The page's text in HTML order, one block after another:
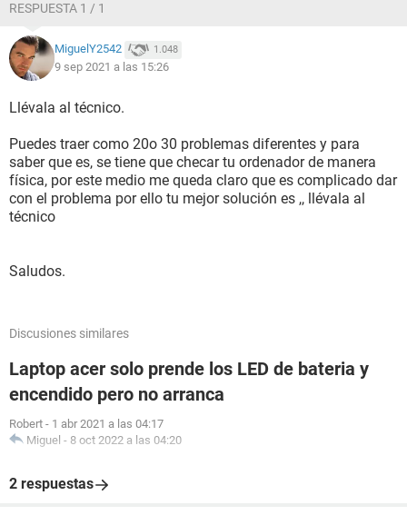
RESPUESTA 1 / 1
MiguelY2542 1.048
9 sep 2021 a las 15:26
Llévala al técnico.
Puedes traer como 20o 30 problemas diferentes y para
saber que es, se tiene que checar tu ordenador de manera
física, por este medio me queda claro que es complicado dar
con el problema por ello tu mejor solución es ,, llévala al
técnico
Saludos.
Discusiones similares
Laptop acer solo prende los LED de bateria y
encendido pero no arranca
Robert - 1 abr 2021 a las 04:17
Miguel - 8 oct 2022 a las 04:20
2 respuestas